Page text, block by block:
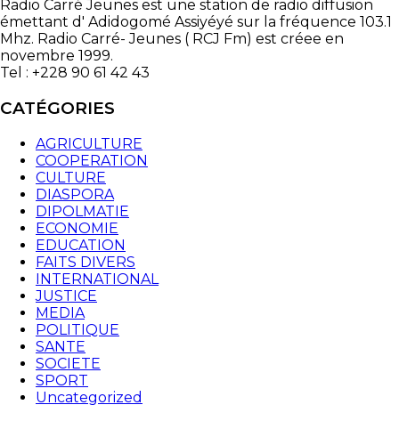
Radio Carré Jeunes est une station de radio diffusion
émettant d' Adidogomé Assiyéyé sur la fréquence 103.1
Mhz. Radio Carré- Jeunes ( RCJ Fm) est créee en
novembre 1999.
Tel : +228 90 61 42 43
CATÉGORIES
AGRICULTURE
COOPERATION
CULTURE
DIASPORA
DIPOLMATIE
ECONOMIE
EDUCATION
FAITS DIVERS
INTERNATIONAL
JUSTICE
MEDIA
POLITIQUE
SANTE
SOCIETE
SPORT
Uncategorized